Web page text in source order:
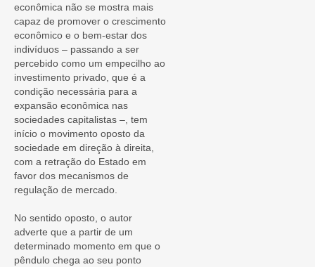
econômica não se mostra mais
capaz de promover o crescimento
econômico e o bem-estar dos
indivíduos – passando a ser
percebido como um empecilho ao
investimento privado, que é a
condição necessária para a
expansão econômica nas
sociedades capitalistas –, tem
início o movimento oposto da
sociedade em direção à direita,
com a retração do Estado em
favor dos mecanismos de
regulação de mercado.
No sentido oposto, o autor
adverte que a partir de um
determinado momento em que o
pêndulo chega ao seu ponto